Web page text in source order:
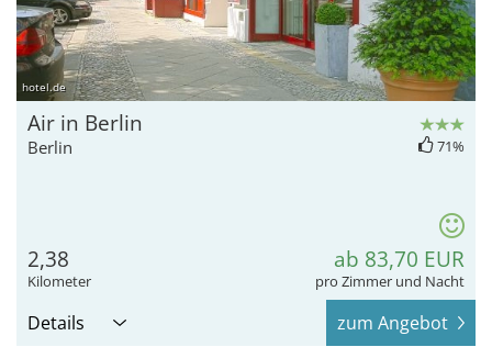
hotel.de
Air in Berlin
Berlin 71%
2,38
Kilometer
ab 83,70 EUR
pro Zimmer und Nacht
Details zum Angebot